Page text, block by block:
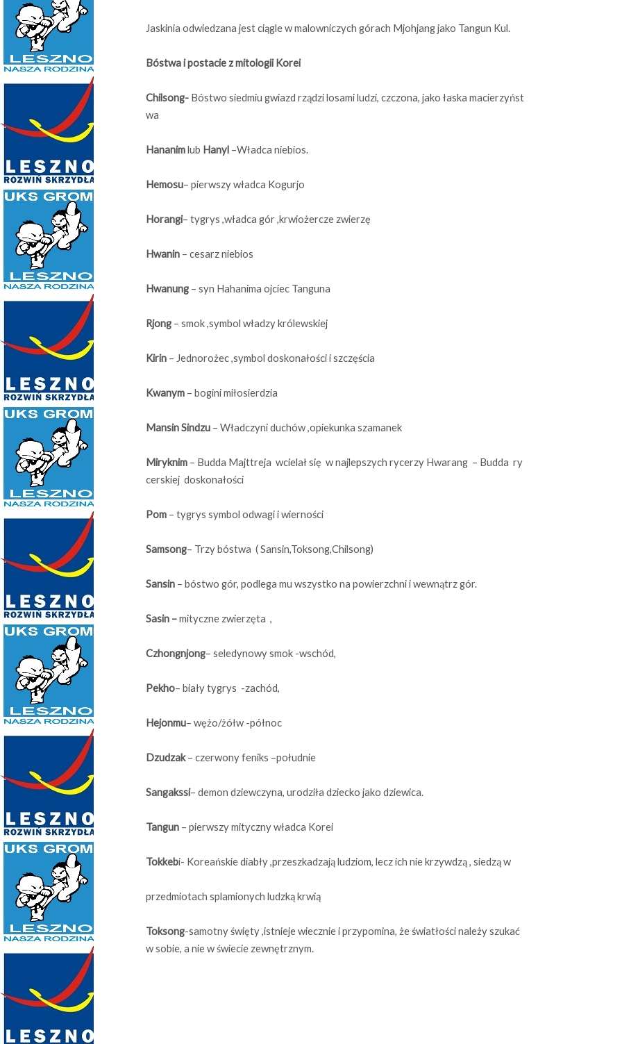
Jaskinia odwiedzana jest ciągle w malowniczych górach Mjohjang jako Tangun Kul.
Bóstwa i postacie z mitologii Korei
Chilsong-Bóstwo siedmiu gwiazd rządzi losami ludzi, czczona, jako łaska macierzyńst
wa
Hananimlub Hanyl–Władca niebios.
Hemosu– pierwszy władca Kogurjo
Horangi– tygrys ,władca gór ,krwiożercze zwierzę
Hwanin– cesarz niebios
Hwanung– syn Hahanima ojciec Tanguna
Rjong– smok ,symbol władzy królewskiej
Kirin– Jednorożec ,symbol doskonałości i szczęścia
Kwanym– bogini miłosierdzia
Mansin Sindzu– Władczyni duchów ,opiekunka szamanek
Miryknim– Budda Majttreja wcielał się w najlepszych rycerzy Hwarang – Budda ry
cerskiej doskonałości
Pom– tygrys symbol odwagi i wierności
Samsong– Trzy bóstwa ( Sansin,Toksong,Chilsong)
Sansin– bóstwo gór, podlega mu wszystko na powierzchni i wewnątrz gór.
Sasin –mityczne zwierzęta ,
Czhongnjong– seledynowy smok -wschód,
Pekho– biały tygrys -zachód,
Hejonmu– wężo/żółw -północ
Dzudzak– czerwony feniks –południe
Sangakssi– demon dziewczyna, urodziła dziecko jako dziewica.
Tangun – pierwszy mityczny władca Korei
Tokkebi- Koreańskie diabły ,przeszkadzają ludziom, lecz ich nie krzywdzą , siedzą w
przedmiotach splamionych ludzką krwią
Toksong-samotny święty ,istnieje wiecznie i przypomina, że światłości należy szukać
w sobie, a nie w świecie zewnętrznym.